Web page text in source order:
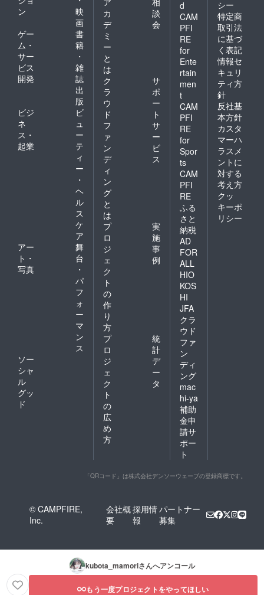
ン
映
画
ゲー
ム・
サー
ビス
開発
書
籍
・
雑
誌
出
版
ビジ
ネ
ス・
起業
ビ
ュ
ー
テ
ィ
ー
・
ヘ
ル
ス
ケ
ア
アー
ト・
写真
舞
台
・
パ
フ
ォ
ー
マ
ン
ス
ソー
シャ
ル
グッ
ド
カ
デ
ミ
ー
と
は
談
会
ク
ラ
ウ
ド
フ
ァ
ン
デ
ィ
ン
グ
と
は
サ
ポ
ー
ト
サ
ー
ビ
ス
プ
ロ
ジ
ェ
ク
ト
の
作
り
方
実
施
事
例
プ
ロ
ジ
ェ
ク
ト
の
広
め
方
統
計
デ
ー
タ
d
CAM
PFI
RE
for
Ente
rtain
men
t
CAM
PFI
RE
for
Spor
ts
CAM
PFI
RE
ふる
さと
納税
AD
FOR
ALL
HIO
KOS
HI
JFA
クラ
ウド
ファ
ン
ディ
ング
mac
hi-ya
補助
金申
請サ
ポー
ト
シー
特定商
取引法
に基づ
く表記
情報セ
キュリ
ティ方
針
反社基
本方針
カスタ
マーハ
ラスメ
ントに
対する
考え方
クッ
キーポ
リシー
「QRコード」は株式会社デンソーウェーブの登録商標です。
© CAMPFIRE,
Inc.
会社概
要
採用情
報
パートナー
募集
kubota_mamoriさんへアンコール
もう一度プロジェクトをやってほしい